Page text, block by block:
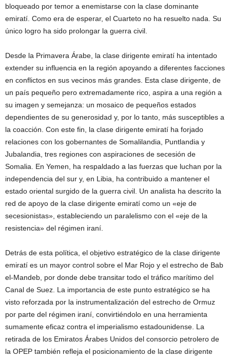
bloqueado por temor a enemistarse con la clase dominante
emiratí. Como era de esperar, el Cuarteto no ha resuelto nada. Su
único logro ha sido prolongar la guerra civil.
Desde la Primavera Árabe, la clase dirigente emiratí ha intentado
extender su influencia en la región apoyando a diferentes facciones
en conflictos en sus vecinos más grandes. Esta clase dirigente, de
un país pequeño pero extremadamente rico, aspira a una región a
su imagen y semejanza: un mosaico de pequeños estados
dependientes de su generosidad y, por lo tanto, más susceptibles a
la coacción. Con este fin, la clase dirigente emiratí ha forjado
relaciones con los gobernantes de Somalilandia, Puntlandia y
Jubalandia, tres regiones con aspiraciones de secesión de
Somalia. En Yemen, ha respaldado a las fuerzas que luchan por la
independencia del sur y, en Libia, ha contribuido a mantener el
estado oriental surgido de la guerra civil. Un analista ha descrito la
red de apoyo de la clase dirigente emiratí como un «eje de
secesionistas», estableciendo un paralelismo con el «eje de la
resistencia» del régimen iraní.
Detrás de esta política, el objetivo estratégico de la clase dirigente
emiratí es un mayor control sobre el Mar Rojo y el estrecho de Bab
el-Mandeb, por donde debe transitar todo el tráfico marítimo del
Canal de Suez. La importancia de este punto estratégico se ha
visto reforzada por la instrumentalización del estrecho de Ormuz
por parte del régimen iraní, convirtiéndolo en una herramienta
sumamente eficaz contra el imperialismo estadounidense. La
retirada de los Emiratos Árabes Unidos del consorcio petrolero de
la OPEP también refleja el posicionamiento de la clase dirigente